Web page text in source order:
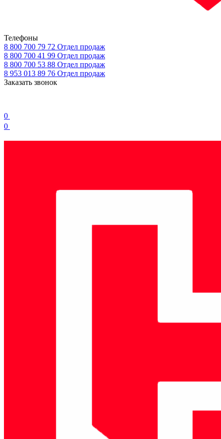
Телефоны
8 800 700 79 72 Отдел продаж
8 800 700 41 99 Отдел продаж
8 800 700 53 88 Отдел продаж
8 953 013 89 76 Отдел продаж
Заказать звонок
0
0